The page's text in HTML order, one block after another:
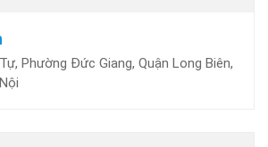
Phường Đức Giang, Quận Long Biên,